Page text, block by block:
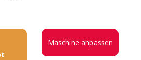
Maschine anpassen